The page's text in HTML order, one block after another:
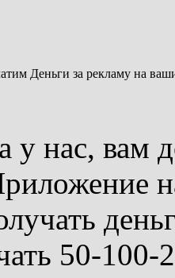
Деньги за рекламу на
у нас, вам
50-100-